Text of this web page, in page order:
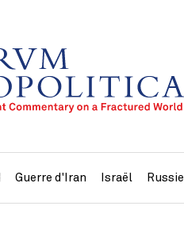
Guerre d'Iran Israël Russie